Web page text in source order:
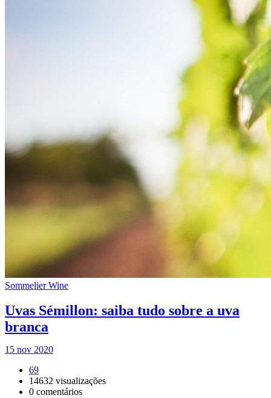
Sommelier Wine
Uvas Sémillon: saiba tudo sobre a uva
branca
15 nov 2020
69
14632 visualizações
0 comentários